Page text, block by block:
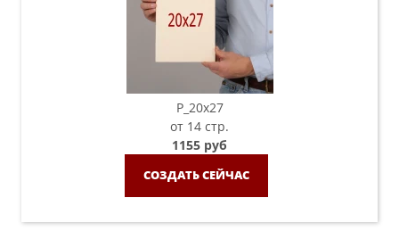
P_20х27
от 14 стр.
1155 руб
СОЗДАТЬ СЕЙЧАС